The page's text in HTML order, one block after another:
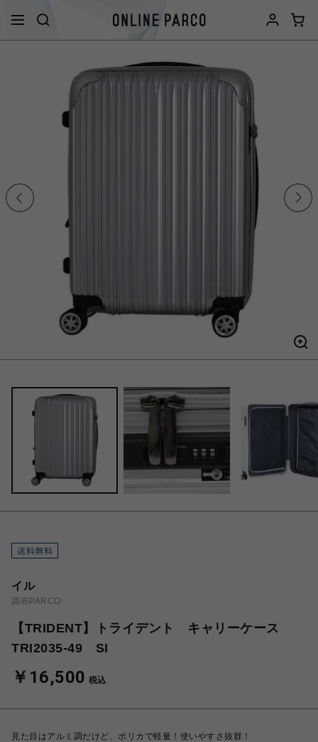
イル
調布PARCO
【TRIDENT】トライデント キャリーケース
TRI2035-49 SI
￥16,500 税込
見た目はアルミ調だけど、ポリカで軽量！使いやすさ抜群！